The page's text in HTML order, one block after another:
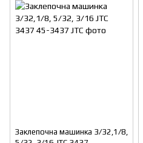
Заклепочна машинка 3/32,1/8,